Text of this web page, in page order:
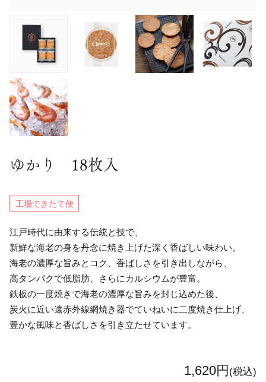
ゆかり 18枚入
工場できたて便
江戸時代に由来する伝統と技で、
新鮮な海老の身を丹念に焼き上げた深く香ばしい味わい。
海老の濃厚な旨みとコク、香ばしさを引き出しながら、
高タンパクで低脂肪、さらにカルシウムが豊富。
鉄板の一度焼きで海老の濃厚な旨みを封じ込めた後、
炭火に近い遠赤外線網焼き器でていねいに二度焼き仕上げ、
豊かな風味と香ばしさを引き立たせています。
1,620円 (税込)